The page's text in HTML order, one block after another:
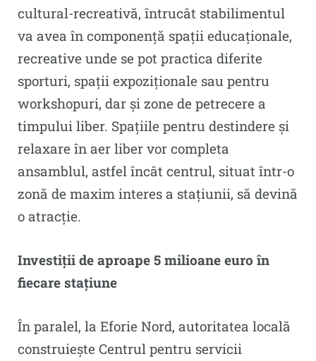
cultural-recreativă, întrucât stabilimentul
va avea în componență spații educaționale,
recreative unde se pot practica diferite
sporturi, spații expoziționale sau pentru
workshopuri, dar și zone de petrecere a
timpului liber. Spațiile pentru destindere și
relaxare în aer liber vor completa
ansamblul, astfel încât centrul, situat într-o
zonă de maxim interes a stațiunii, să devină
o atracție.
Investiții de aproape 5 milioane euro în
fiecare stațiune
În paralel, la Eforie Nord, autoritatea locală
construiește Centrul pentru servicii